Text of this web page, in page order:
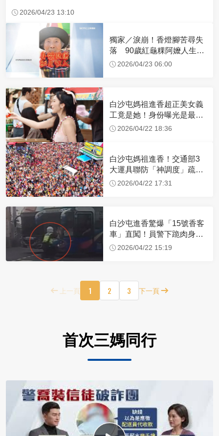
2026/04/23 13:10
獨家／淚崩！香燈腳苦尋失
落 90歲紅龜粿阿嬤人生謝
幕2026/04/23 06:00
白沙屯媽祖進香超正美女義
工竟是她！身份曝光是最美
禮生 一輩子不結婚
2026/04/22 18:36
白沙屯媽祖進香！交通部3
大運具聯防「神調度」疏運
32.1萬創新高
2026/04/22 17:31
白沙屯進香驚爆「15號香客
車」直闖！員警下跪肉身擋
車：讓行人先過
2026/04/22 15:19
上一頁 1 2 3 下一頁
首次三媽同行